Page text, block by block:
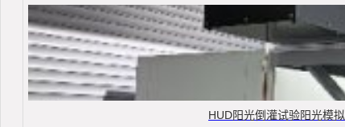
HUD阳光倒灌试验阳光模拟